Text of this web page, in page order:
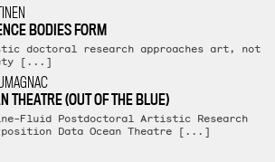
BODIES FORM
doctoral research approaches art, not
[...]
THEATRE (OUT OF THE BLUE)
Fluid Postdoctoral Artistic Research
Data Ocean Theatre [...]